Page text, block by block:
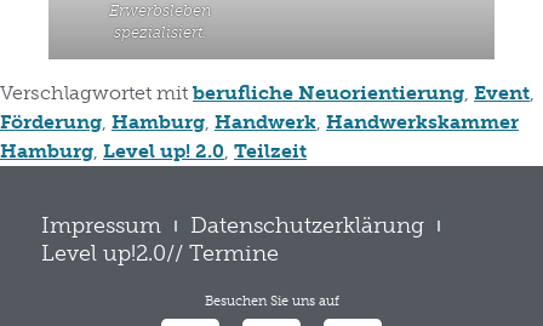
Erwerbsleben
spezialisiert.
Verschlagwortet mit berufliche Neuorientierung, Event,
Förderung, Hamburg, Handwerk, Handwerkskammer
Hamburg, Level up! 2.0, Teilzeit
Impressum
Datenschutzerklärung
Level up!2.0// Termine
Besuchen Sie uns auf